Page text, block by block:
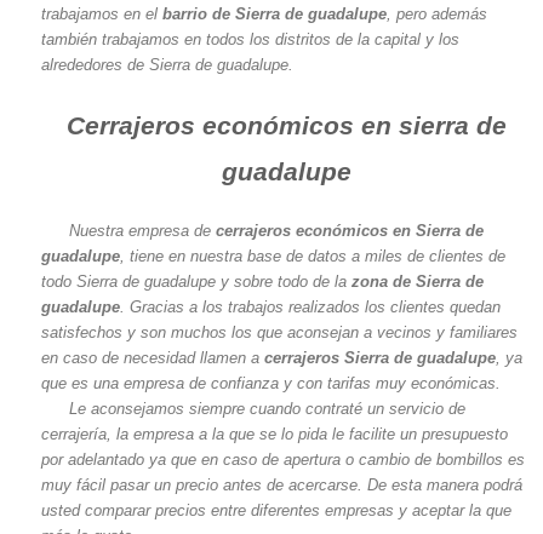
trabajamos en el barrio de Sierra de guadalupe , pero además
también trabajamos en todos los distritos de la capital y los
alrededores de Sierra de guadalupe.
Cerrajeros económicos en sierra de
guadalupe
Nuestra empresa decerrajeros económicos en Sierra de
guadalupe , tiene en nuestra base de datos a miles de clientes de
todo Sierra de guadalupe y sobre todo de la zona de Sierra de
guadalupe . Gracias a los trabajos realizados los clientes quedan
satisfechos y son muchos los que aconsejan a vecinos y familiares
en caso de necesidad llamen a cerrajeros Sierra de guadalupe , ya
que es una empresa de confianza y con tarifas muy económicas.
Le aconsejamos siempre cuando contraté un servicio de
cerrajería, la empresa a la que se lo pida le facilite un presupuesto
por adelantado ya que en caso de apertura o cambio de bombillos es
muy fácil pasar un precio antes de acercarse. De esta manera podrá
usted comparar precios entre diferentes empresas y aceptar la que